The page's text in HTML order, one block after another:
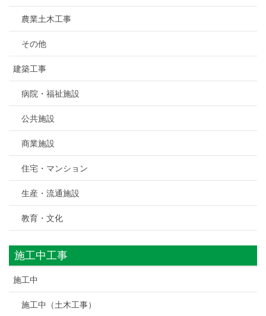
農業土木工事
その他
建築工事
病院・福祉施設
公共施設
商業施設
住宅・マンション
生産・流通施設
教育・文化
施工中工事
施工中
施工中（土木工事）